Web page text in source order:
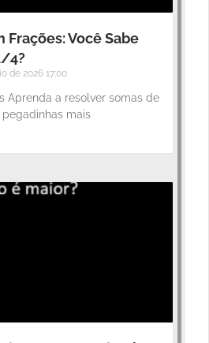
Frações: Você Sabe
4?
de 2026 17:00
Aprenda a resolver somas de
mais